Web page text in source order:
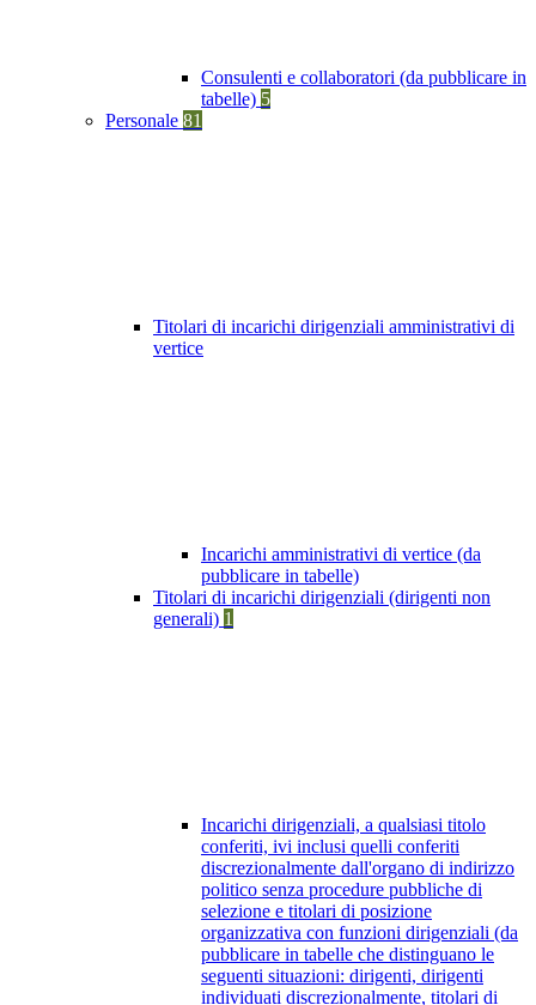
Consulenti e collaboratori (da pubblicare in
tabelle) 5
Personale 81
Titolari di incarichi dirigenziali amministrativi di
vertice
Incarichi amministrativi di vertice (da
pubblicare in tabelle)
Titolari di incarichi dirigenziali (dirigenti non
generali) 1
Incarichi dirigenziali, a qualsiasi titolo
conferiti, ivi inclusi quelli conferiti
discrezionalmente dall'organo di indirizzo
politico senza procedure pubbliche di
selezione e titolari di posizione
organizzativa con funzioni dirigenziali (da
pubblicare in tabelle che distinguano le
seguenti situazioni: dirigenti, dirigenti
individuati discrezionalmente, titolari di